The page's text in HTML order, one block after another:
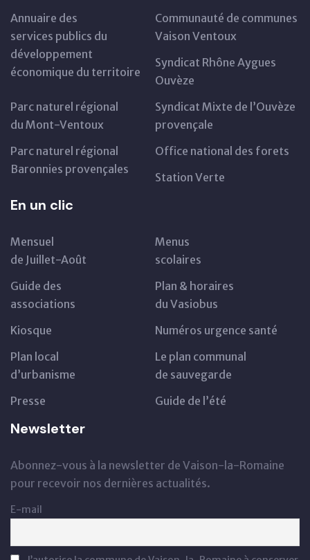
Annuaire des
services publics du
développement
économique du territoire
Communauté de communes
Vaison Ventoux
Syndicat Rhône Aygues
Ouvèze
Parc naturel régional
du Mont-Ventoux
Syndicat Mixte de l’Ouvèze
provençale
Parc naturel régional
Baronnies provençales
Office national des forets
Station Verte
En un clic
Mensuel
de Juillet-Août
Menus
scolaires
Guide des
associations
Plan & horaires
du Vasiobus
Kiosque
Numéros urgence santé
Plan local
d’urbanisme
Le plan communal
de sauvegarde
Presse
Guide de l’été
Newsletter
Abonnez-vous à la newsletter de Vaison-la-Romaine
pour recevoir nos dernières actualités.
E-mail